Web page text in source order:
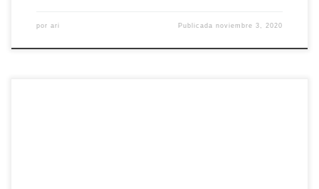
por ari Publicadanoviembre 3, 2020